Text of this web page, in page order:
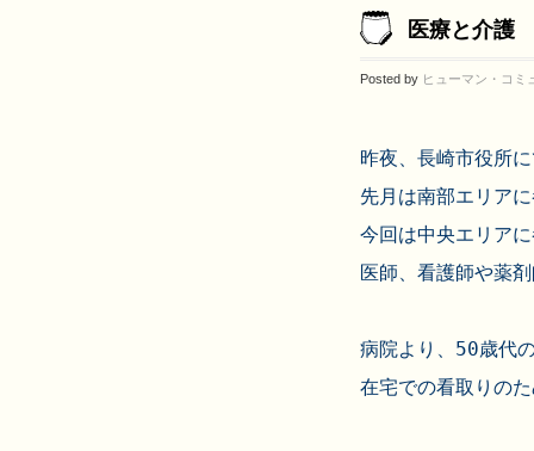
医療と介護
Posted by ヒューマン・コミ
昨夜、長崎市役所
先月は南部エリア
今回は中央エリア
病院より、50歳代